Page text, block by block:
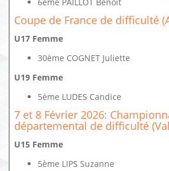
Coupe de France de difficulté
U17 Femme
30ème COGNET Juliette
U19 Femme
5ème LUDES Candice
7 et 8 Février 2026:
départemental de difficulté
U15 Femme
5ème LIPS Suzanne